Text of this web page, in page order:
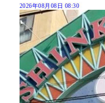
2026年08月08日 08:30